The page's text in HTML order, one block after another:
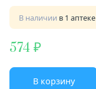
В наличии в 1 аптеке
574
В корзину